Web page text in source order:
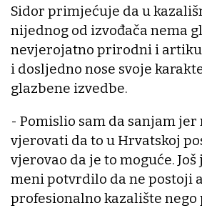
Sidor primjećuje da u
nijednog od izvođača nema
nevjerojatno prirodni i
i dosljedno nose svoje
glazbene izvedbe.
- Pomislio sam da sanjam jer
vjerovati da to u Hrvatskoj
vjerovao da je to moguće. Još
meni potvrdilo da ne postoji
profesionalno kazalište nego